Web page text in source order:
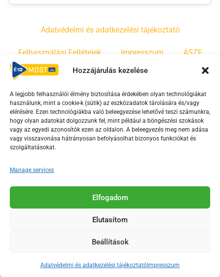
Hozzájárulás kezelése
A legjobb felhasználói élmény biztosítása érdekében olyan technológiákat
használunk, mint a cookie-k (sütik) az eszközadatok tárolására és/vagy
elérésére. Ezen technológiákba való beleegyezése lehetővé teszi számunkra,
hogy olyan adatokat dolgozzunk fel, mint például a böngészési szokások
vagy az egyedi azonosítók ezen az oldalon. A beleegyezés meg nem adása
vagy visszavonása hátrányosan befolyásolhat bizonyos funkciókat és
szolgáltatásokat.
Manage services
Elfogadom
Elutasítom
Beállítások
Adatvédelmi és adatkezelési tájékoztató Impresszum
Adatvédelmi és adatkezelési tájékoztató
Felhasználási Feltételek Impresszum ÁSZF
Irányelvek Moderálási szabályzat
F
a
c
e
o
o
-
Y
o
u
t
b
e
s
r
e
T
i
k
Az Érd Média médiaszolgáltatási tevékenységét a
Médiatanács a Magyar Média Mecenatúra program
2018-2026. © Minden jog fenntartva, Érd Megyei Jogú Város